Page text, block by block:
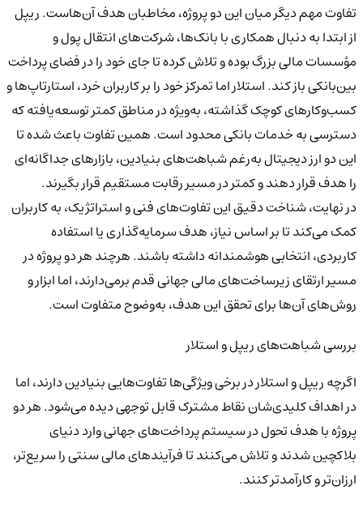
تفاوت مهم دیگر میان این دو پروژه، مخاطبان هدف آن‌هاست. ریپل
از ابتدا به دنبال همکاری با بانک‌ها، شرکت‌های انتقال پول و
مؤسسات مالی بزرگ بوده و تلاش کرده تا جای خود را در فضای پرداخت
بین‌بانکی باز کند. استلار اما تمرکز خود را بر کاربران خرد، استارتاپ‌ها و
کسب‌وکارهای کوچک گذاشته، به‌ویژه در مناطق کمتر توسعه‌یافته که
دسترسی به خدمات بانکی محدود است. همین تفاوت باعث شده تا
این دو ارز دیجیتال به‌رغم شباهت‌های بنیادین، بازارهای جداگانه‌ای
را هدف قرار دهند و کمتر در مسیر رقابت مستقیم قرار بگیرند.
در نهایت، شناخت دقیق این تفاوت‌های فنی و استراتژیک، به کاربران
کمک می‌کند تا بر اساس نیاز، هدف سرمایه‌گذاری یا استفاده
کاربردی، انتخابی هوشمندانه داشته باشند. هرچند هر دو پروژه در
مسیر ارتقای زیرساخت‌های مالی جهانی قدم برمی‌دارند، اما ابزار و
روش‌های آن‌ها برای تحقق این هدف، به‌وضوح متفاوت است.
بررسی شباهت‌های ریپل و استلار
اگرچه ریپل و استلار در برخی ویژگی‌ها تفاوت‌هایی بنیادین دارند، اما
در اهداف کلیدی‌شان نقاط مشترک قابل توجهی دیده می‌شود. هر دو
پروژه با هدف تحول در سیستم پرداخت‌های جهانی وارد دنیای
بلاکچین شدند و تلاش می‌کنند تا فرآیندهای مالی سنتی را سریع‌تر،
ارزان‌تر و کارآمدتر کنند.